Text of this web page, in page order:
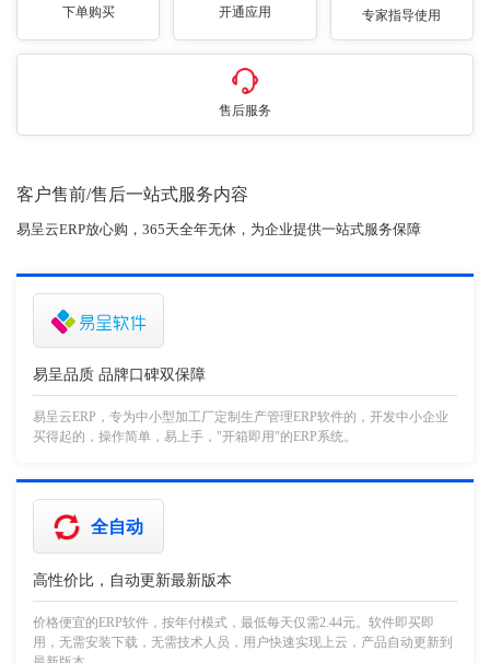
下单购买 开通应用 专家指导使用
售后服务
客户售前/售后一站式服务内容
易呈云ERP放心购，365天全年无休，为企业提供一站式服务保障
易呈品质 品牌口碑双保障
易呈云ERP，专为中小型加工厂定制生产管理ERP软件的，开发中小企业
买得起的，操作简单，易上手，"开箱即用"的ERP系统。
全自动
高性价比，自动更新最新版本
价格便宜的ERP软件，按年付模式，最低每天仅需2.44元。软件即买即
用，无需安装下载，无需技术人员，用户快速实现上云，产品自动更新到